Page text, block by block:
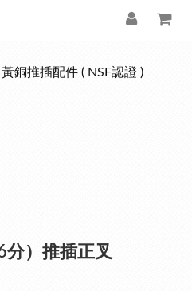
黃銅推插配件 ( NSF認證 )
分）推插正叉